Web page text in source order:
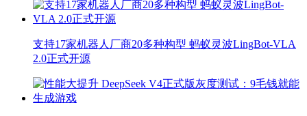
支持17家机器人厂商20多种构型 蚂蚁灵波LingBot-VLA
2.0正式开源